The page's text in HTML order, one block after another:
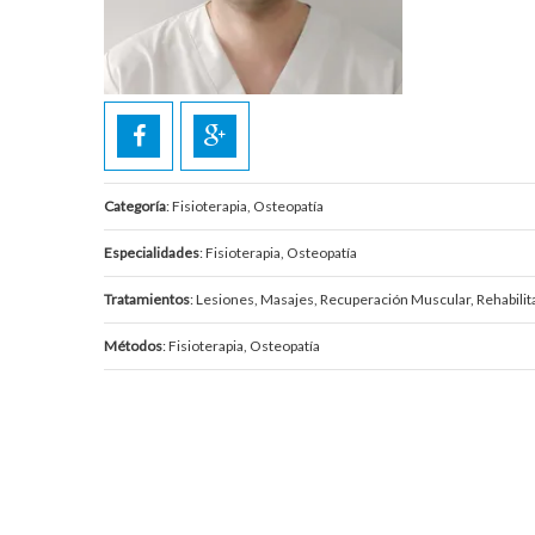
Categoría: Fisioterapia, Osteopatía
Especialidades: Fisioterapia, Osteopatía
Tratamientos: Lesiones, Masajes, Recuperación Muscular,
Métodos: Fisioterapia, Osteopatía